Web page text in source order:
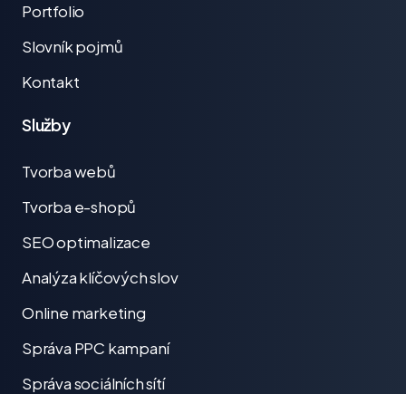
Portfolio
Slovník pojmů
Kontakt
Služby
Tvorba webů
Tvorba e-shopů
SEO optimalizace
Analýza klíčových slov
Online marketing
Správa PPC kampaní
Správa sociálních sítí